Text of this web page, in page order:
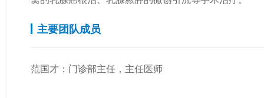
主要团队成员
范国才：门诊部主任，主任医师